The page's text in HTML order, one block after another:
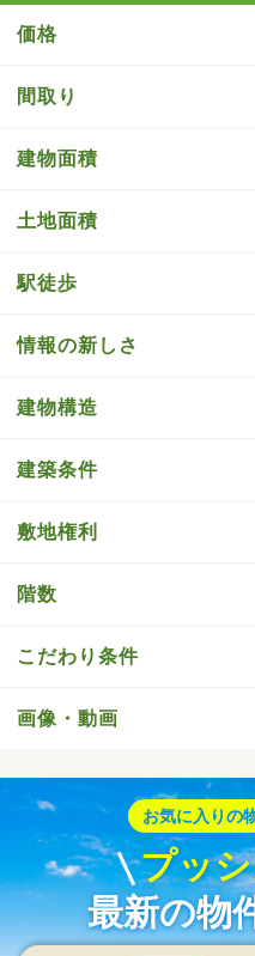
価格
間取り
建物面積
土地面積
駅徒歩
情報の新しさ
建物構造
建築条件
敷地権利
階数
こだわり条件
画像・動画
お気に入りの
プッ
最新の物